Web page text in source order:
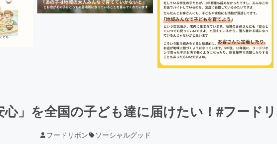
心」を全国の子ども達に届けたい！#フード
フードリボン ソーシャルグッド